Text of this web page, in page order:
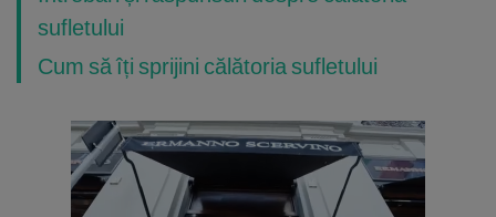
sufletului
Cum să îți sprijini călătoria sufletului